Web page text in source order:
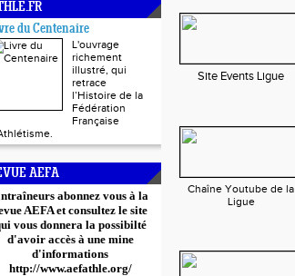
du Centenaire
L'ouvrage
richement
illustré, qui
retrace
l’Histoire de la
Fédération
Française
AEFA
abonnez vous à la
AEFA et consultez le site
vous donnera la possibilté
d'avoir accès à une mine
d'informations
http://www.aefathle.org/
Site Events Ligue
Chaîne Youtube de la
Ligue